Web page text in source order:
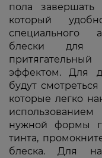
пола
который
специального
блески для
эффектом. Для
будут
которые легко
нужной формы
тинта,
блеска. Для